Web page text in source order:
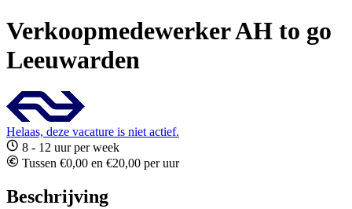
Verkoopmedewerker AH to go
Leeuwarden
Helaas, deze vacature is niet actief.
8 - 12 uur per week
Tussen €0,00 en €20,00 per uur
Beschrijving